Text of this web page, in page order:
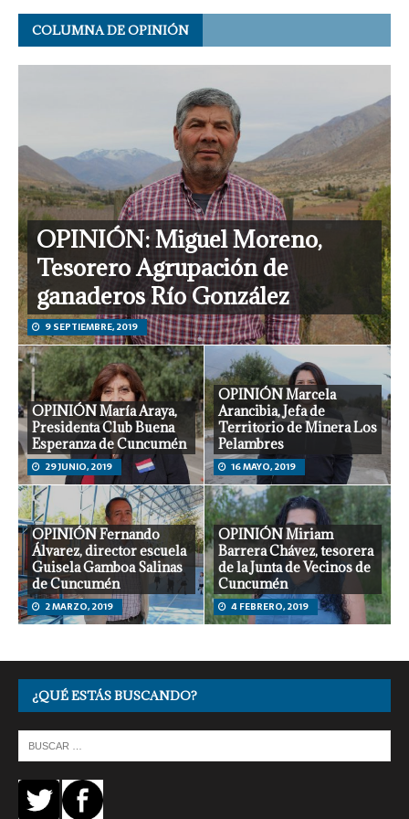
COLUMNA DE OPINIÓN
OPINIÓN: Miguel Moreno,
Tesorero Agrupación de
ganaderos Río González
9 SEPTIEMBRE, 2019
OPINIÓN María Araya,
Presidenta Club Buena
Esperanza de Cuncumén
29 JUNIO, 2019
OPINIÓN Marcela
Arancibia, Jefa de
Territorio de Minera Los
Pelambres
16 MAYO, 2019
OPINIÓN Fernando
Álvarez, director escuela
Guisela Gamboa Salinas
de Cuncumén
2 MARZO, 2019
OPINIÓN Miriam
Barrera Chávez, tesorera
de la Junta de Vecinos de
Cuncumén
4 FEBRERO, 2019
¿QUÉ ESTÁS BUSCANDO?